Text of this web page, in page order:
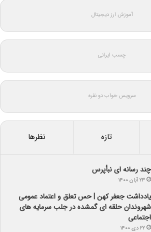
آموزش ارز دیجیتال
چسب ایرانی
سرویس خواب دو نفره
تازه نظرها
چند رسانه ای نبأپرس
۲۳ آبان ۱۴۰۰
یادداشت جعفر کهن | حس تعلق و اعتماد عمومی
شهروندان حلقه ای گمشده در جلب سرمایه های
اجتماعی
۲۲ دی ۱۴۰۰